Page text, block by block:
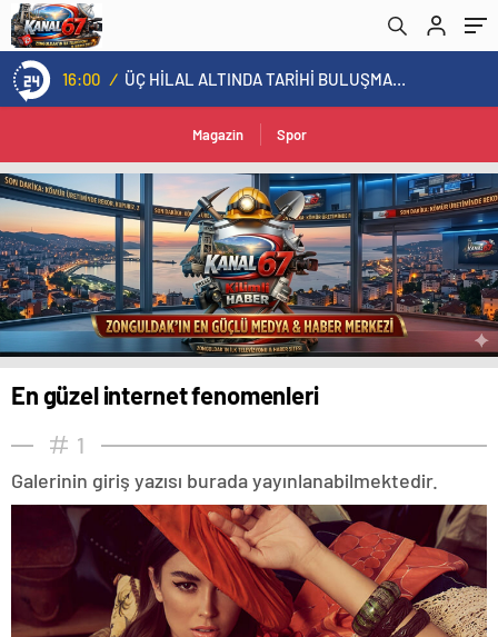
16:00 / ÜÇ HİLAL ALTINDA TARİHİ BULUŞMA! SEKİZ İL BAŞKANI BİR ARADA
Magazin Spor
En güzel internet fenomenleri
1
Galerinin giriş yazısı burada yayınlanabilmektedir.